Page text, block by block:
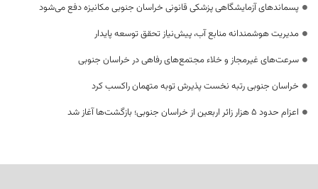
پسماندهای آزمایشگاهی پزشکی قانونی خراسان جنوبی مکانیزه دفع می‌شود
مدیریت هوشمندانه منابع آب، پیش‌نیاز تحقق توسعه پایدار
سرعت‌های غیرمجاز و خلاء مجتمع‌های رفاهی در خراسان جنوبی
خراسان جنوبی رتبه نخست پذیرش توبه متهمان راکسب کرد
اعزام حدود 5 هزار زائر اربعین از خراسان جنوبی؛ بازگشت‌ها آغاز شد